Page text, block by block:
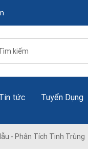
tức Tuyển Dụng
- Phân Tích Tinh Trùng